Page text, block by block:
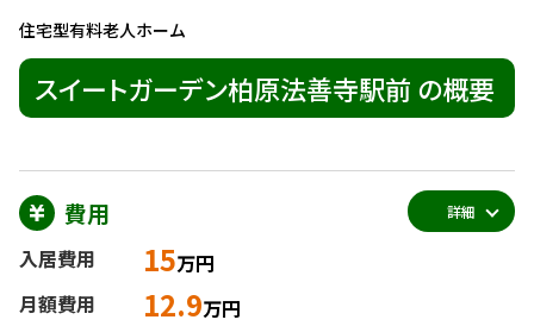
住宅型有料老人ホーム
スイートガーデン柏原法善寺駅前 の概要
費用
入居費用 15万円
月額費用
12.9万円
詳細